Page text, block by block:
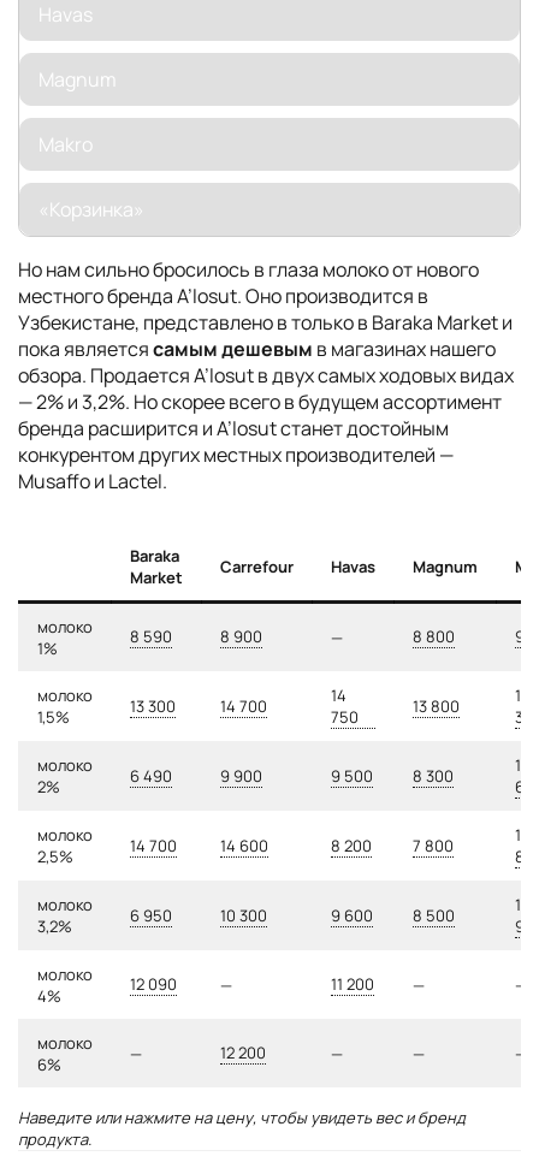
Havas
Magnum
Makro
«Корзинка»
Но нам сильно бросилось в глаза молоко от нового
местного бренда A’losut. Оно производится в
Узбекистане, представлено в только в Baraka Market и
пока являетсясамым дешевым в магазинах нашего
обзора. Продается A’losut в двух самых ходовых видах
— 2% и 3,2%. Но скорее всего в будущем ассортимент
бренда расширится и A’losut станет достойным
конкурентом других местных производителей —
Musaffo и Lactel.
Baraka
Market
Carrefour Havas Magnum
молоко
1%
8 590 8 900 — 8 800 9
молоко
1,5%
13 300 14 700
14
750
13 800
14
молоко
2%
6 490 9 900 9 500 8 300
10
молоко
2,5%
14 700 14 600 8 200 7 800
14
молоко
3,2%
6 950 10 300 9 600 8 500
10
молоко
4%
12 090 — 11 200 — —
молоко
6%
— 12 200 — — —
Наведите или нажмите на цену, чтобы увидеть вес и бренд
продукта.